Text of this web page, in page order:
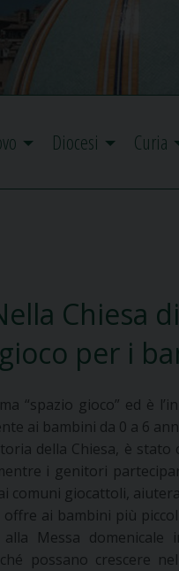
Diocesi Curia
Chiesa
per i
“spazio gioco” ed è
ai bambini da 0 a 6
della Chiesa, è
i genitori
comuni giocattoli,
offre ai bambini più
alla Messa
possano crescere